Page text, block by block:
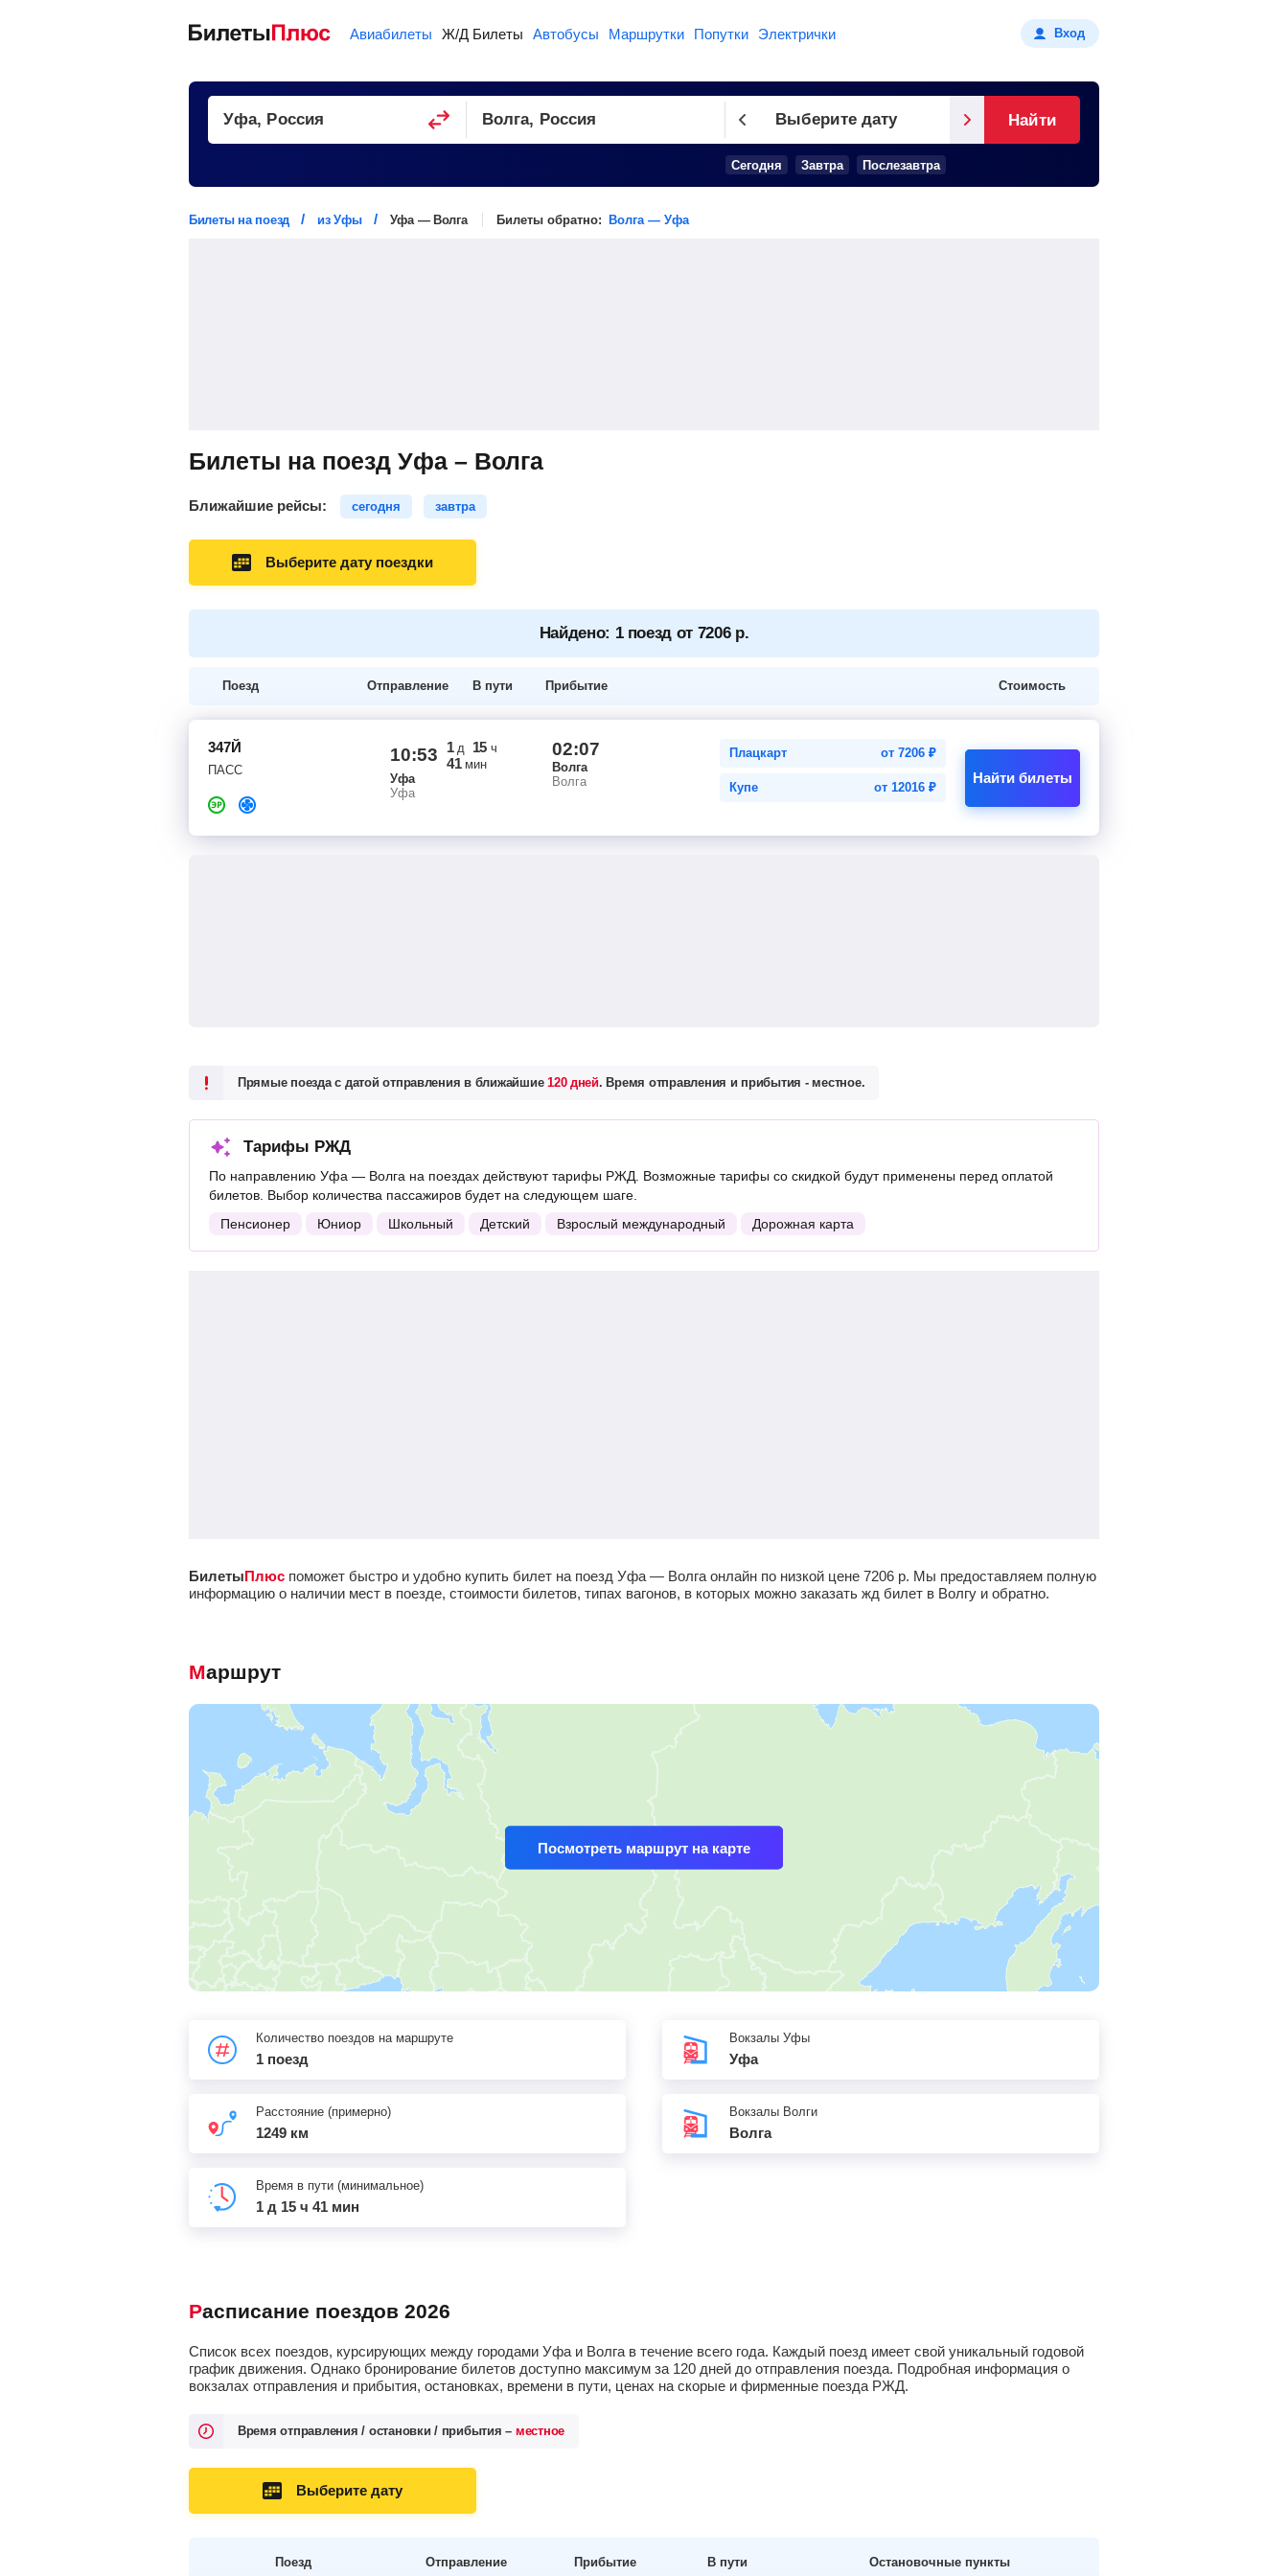
Авиабилеты Ж/Д Билеты Автобусы Маршрутки Попутки Электрички Вход
Выберите дату
Сегодня Завтра Послезавтра
Найти
Билеты на поезд из Уфы Уфа — Волга Билеты обратно: Волга — Уфа
Билеты на поезд Уфа – Волга
Ближайшие рейсы: сегодня завтра
Выберите дату поездки
Найдено: 1 поезд от 7206 р.
Поезд Отправление В пути Прибытие Стоимость
347Й
ПАСС
10:53 1д 15 ч
41мин
Уфа
Уфа
02:07
Волга
Волга
Плацкарт от 7206 ₽
Купе от 12016 ₽
Найти билеты
Прямые поезда с датой отправления в ближайшие120 дней. Время отправления и прибытия - местное.
Тарифы РЖД
По направлению Уфа — Волга на поездах действуют тарифы РЖД. Возможные тарифы со скидкой будут применены перед оплатой
билетов. Выбор количества пассажиров будет на следующем шаге.
Пенсионер
Юниор Школьный Детский Взрослый международный Дорожная карта
БилетыПлюс поможет быстро и удобно купить билет на поезд Уфа — Волга онлайн по низкой цене 7206 р. Мы предоставляем полную
информацию о наличии мест в поезде, стоимости билетов, типах вагонов, в которых можно заказать жд билет в Волгу и обратно.
Маршрут
Посмотреть маршрут на карте
Количество поездов на маршруте
1 поезд
Расстояние (примерно)
1249 км
Время в пути (минимальное)
1 д 15 ч 41 мин
Вокзалы Уфы
Уфа
Вокзалы Волги
Волга
Расписание поездов 2026
Список всех поездов, курсирующих между городами Уфа и Волга в течение всего года. Каждый поезд имеет свой уникальный годовой
график движения. Однако бронирование билетов доступно максимум за 120 дней до отправления поезда. Подробная информация о
вокзалах отправления и прибытия, остановках, времени в пути, ценах на скорые и фирменные поезда РЖД.
Время отправления / остановки / прибытия – местное
Выберите дату
Поезд Отправление Прибытие В пути Остановочные пункты